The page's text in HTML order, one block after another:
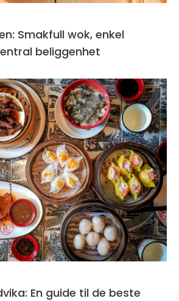
Smakfull wok, enkel
beliggenhet
En guide til de beste